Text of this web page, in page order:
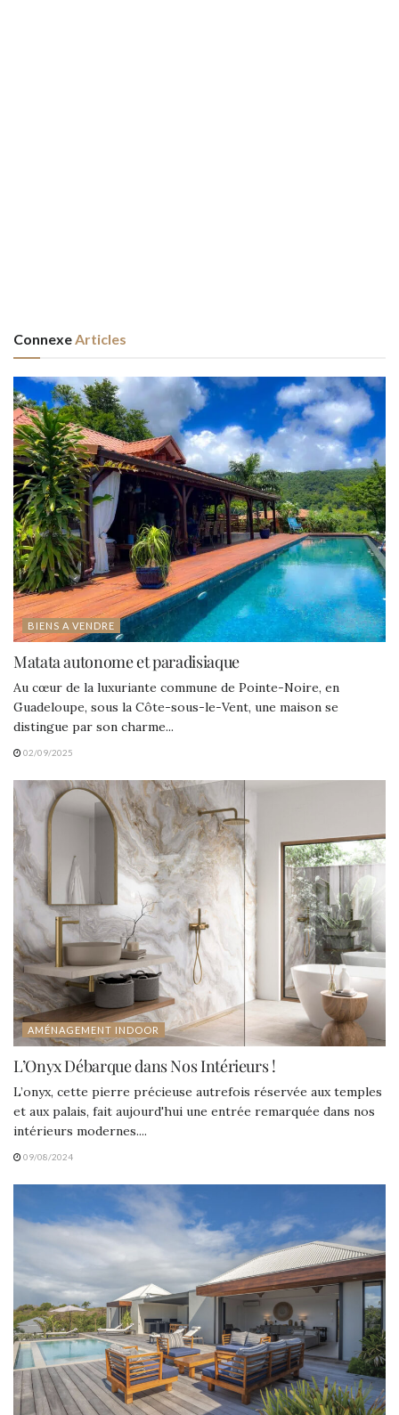
Connexe Articles
BIENS A VENDRE
Matata autonome et paradisiaque
Au cœur de la luxuriante commune de Pointe-Noire, en
Guadeloupe, sous la Côte-sous-le-Vent, une maison se
distingue par son charme...
02/09/2025
AMÉNAGEMENT INDOOR
L’Onyx Débarque dans Nos Intérieurs !
L’onyx, cette pierre précieuse autrefois réservée aux temples
et aux palais, fait aujourd'hui une entrée remarquée dans nos
intérieurs modernes....
09/08/2024